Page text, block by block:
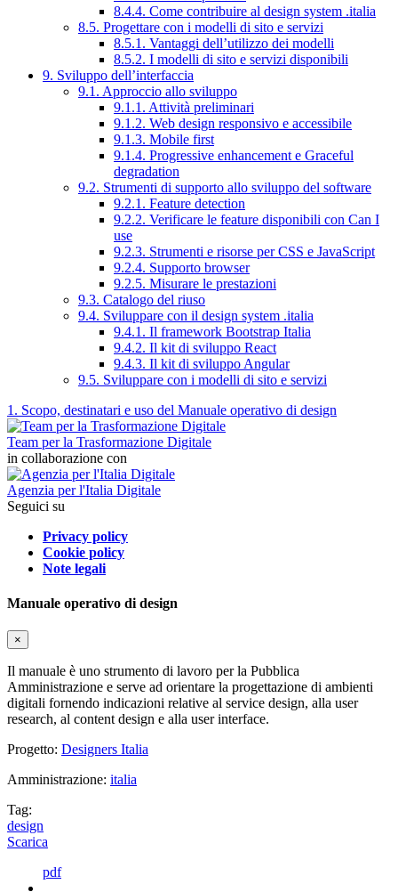
8.4.4. Come contribuire al design system .italia
8.5. Progettare con i modelli di sito e servizi
8.5.1. Vantaggi dell’utilizzo dei modelli
8.5.2. I modelli di sito e servizi disponibili
9. Sviluppo dell’interfaccia
9.1. Approccio allo sviluppo
9.1.1. Attività preliminari
9.1.2. Web design responsivo e accessibile
9.1.3. Mobile first
9.1.4. Progressive enhancement e Graceful
degradation
9.2. Strumenti di supporto allo sviluppo del software
9.2.1. Feature detection
9.2.2. Verificare le feature disponibili con Can I
use
9.2.3. Strumenti e risorse per CSS e JavaScript
9.2.4. Supporto browser
9.2.5. Misurare le prestazioni
9.3. Catalogo del riuso
9.4. Sviluppare con il design system .italia
9.4.1. Il framework Bootstrap Italia
9.4.2. Il kit di sviluppo React
9.4.3. Il kit di sviluppo Angular
9.5. Sviluppare con i modelli di sito e servizi
1. Scopo, destinatari e uso del Manuale operativo di design
Team per la Trasformazione Digitale
in collaborazione con
Agenzia per l'Italia Digitale
Seguici su
Privacy policy
Cookie policy
Note legali
Manuale operativo di design
×
Il manuale è uno strumento di lavoro per la Pubblica
Amministrazione e serve ad orientare la progettazione di ambienti
digitali fornendo indicazioni relative al service design, alla user
research, al content design e alla user interface.
Progetto: Designers Italia
Amministrazione: italia
Tag:
design
Scarica
pdf